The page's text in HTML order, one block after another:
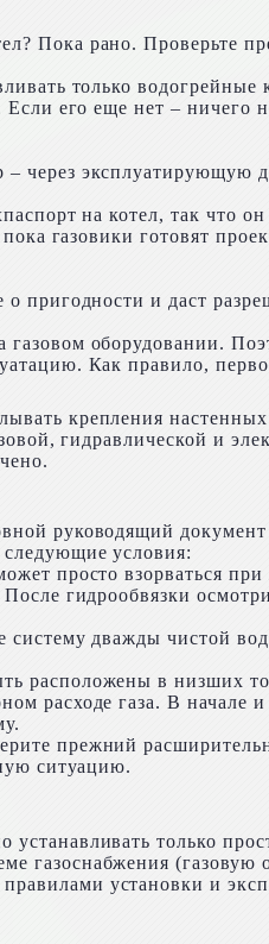
Пока рано. Проверьте
только водогрейные
его еще нет –
через
на котел, так что
газовики готовят
пригодности и даст
оборудовании.
Как правило,
крепления
гидравлической и
руководящий
условия:
просто взорваться
гидрообвязки
дважды чистой
расположены в низших
расходе газа. В начале и
прежний
ситуацию.
только
газоснабжения (газовую
установки и